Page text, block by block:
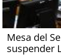
Mesa del
suspender